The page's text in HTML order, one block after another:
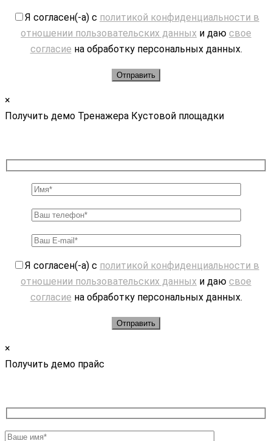
Я согласен(-а) с политикой конфиденциальности в
отношении пользовательских данных и даю свое
согласие на обработку персональных данных.
×
Получить демо Тренажера Кустовой площадки
Я согласен(-а) с политикой конфиденциальности в
отношении пользовательских данных и даю свое
согласие на обработку персональных данных.
×
Получить демо прайс